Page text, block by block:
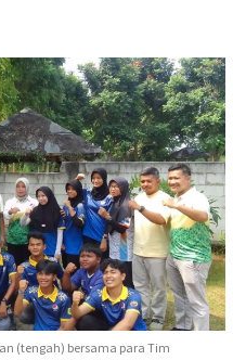
(tengah) bersama para Tim